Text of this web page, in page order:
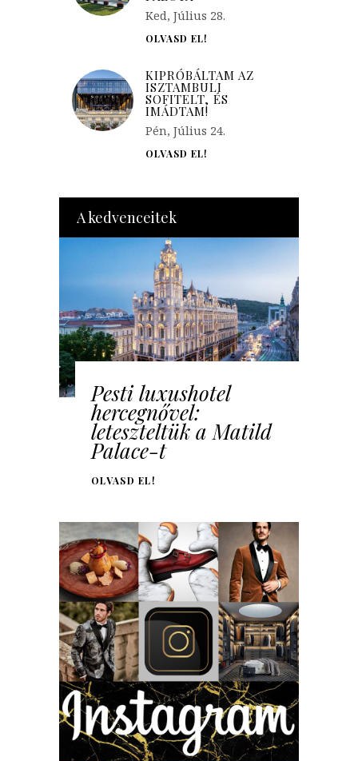
Ked, Július 28.
OLVASD EL!
KIPRÓBÁLTAM AZ
ISZTAMBULI
SOFITELT, ÉS
IMÁDTAM!
Pén, Július 24.
OLVASD EL!
A kedvenceitek
Pesti luxushotel
hercegnővel:
leteszteltük a Matild
Palace-t
OLVASD EL!